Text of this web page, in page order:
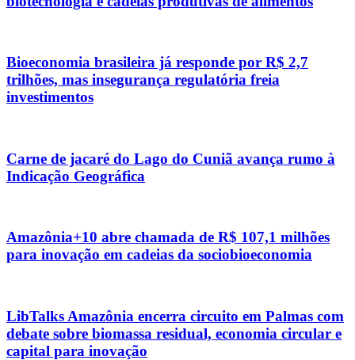
Bioeconomia brasileira já responde por R$ 2,7
trilhões, mas insegurança regulatória freia
investimentos
Carne de jacaré do Lago do Cuniã avança rumo à
Indicação Geográfica
Amazônia+10 abre chamada de R$ 107,1 milhões
para inovação em cadeias da sociobioeconomia
LibTalks Amazônia encerra circuito em Palmas com
debate sobre biomassa residual, economia circular e
capital para inovação